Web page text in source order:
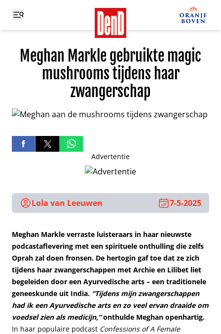
Meghan Markle gebruikte magic
mushrooms tijdens haar
zwangerschap
Advertentie
Lola van Leeuwen 7-5-2025
Meghan Markle verraste luisteraars in haar nieuwste
podcastaflevering met een spirituele onthulling die zelfs
Oprah zal doen fronsen. De hertogin gaf toe dat ze zich
tijdens haar zwangerschappen met Archie en Lilibet liet
begeleiden door een Ayurvedische arts – een traditionele
geneeskunde uit India. “Tijdens mijn zwangerschappen
had ik een Ayurvedische arts en zo veel ervan draaide om
voedsel zien als medicijn,”onthulde Meghan openhartig.
In haar populaire podcast Confessions of A Female